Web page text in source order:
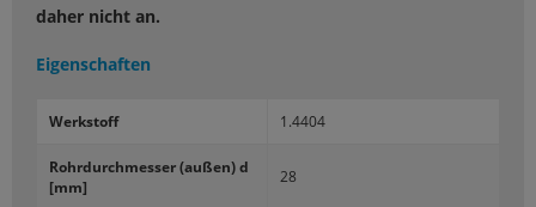
daher nicht an.
Eigenschaften
Werk­stoff 1.4404
Rohr­durch­mes­ser (außen) d
[mm]
28